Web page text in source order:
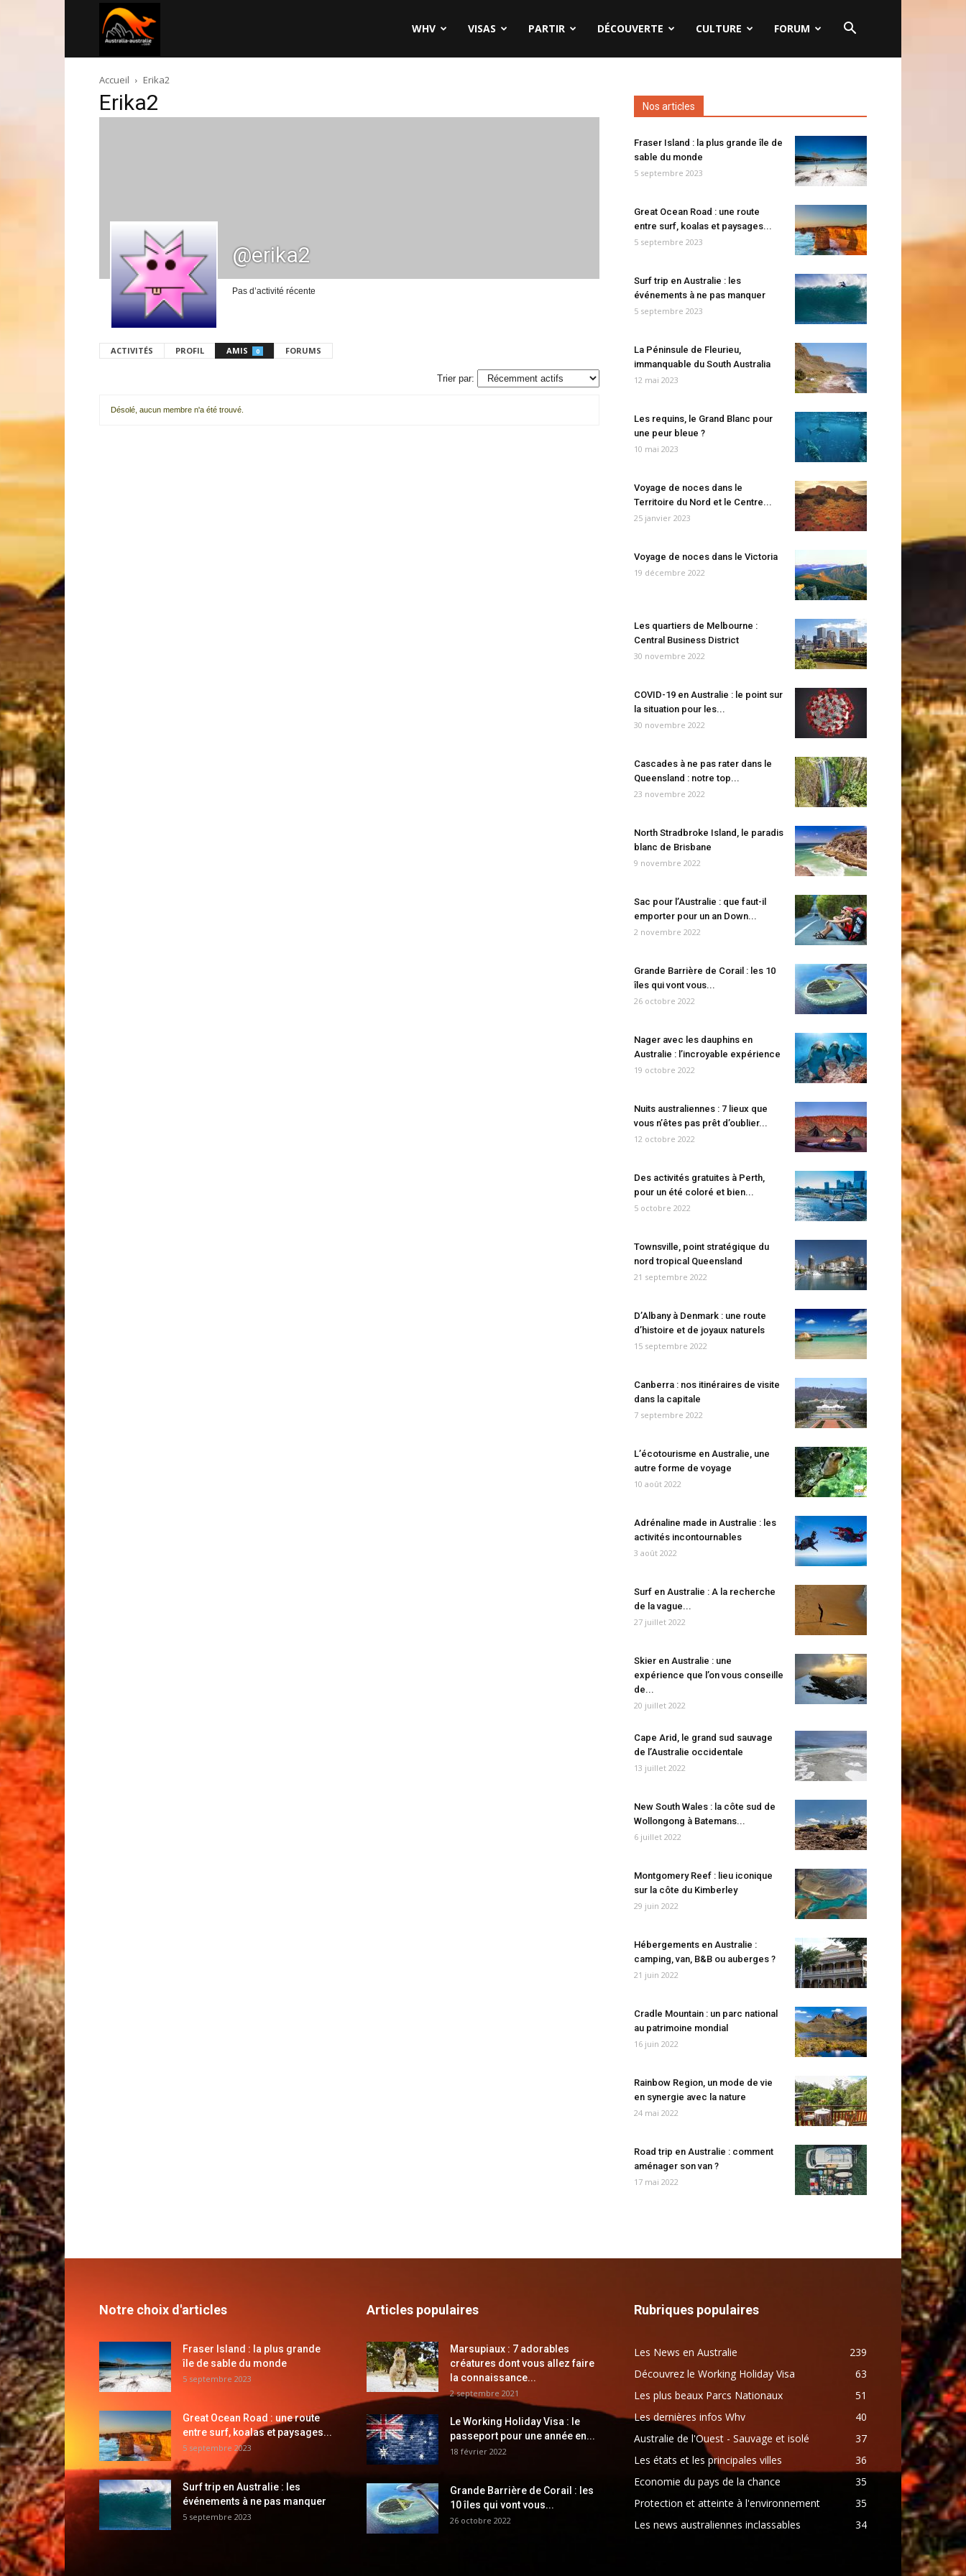
australie.com
WHV VISAS PARTIR DÉCOUVERTE CULTURE FORUM
Accueil Erika2
Erika2
@erika2
Pas d’activité récente
ACTIVITÉS PROFIL AMIS 0 FORUMS
Trier par:
Désolé, aucun membre n'a été trouvé.
Nos articles
Fraser Island : la plus grande île de
sable du monde
5 septembre 2023
Great Ocean Road : une route
entre surf, koalas et paysages...
5 septembre 2023
Surf trip en Australie : les
événements à ne pas manquer
5 septembre 2023
La Péninsule de Fleurieu,
immanquable du South Australia
12 mai 2023
Les requins, le Grand Blanc pour
une peur bleue ?
10 mai 2023
Voyage de noces dans le
Territoire du Nord et le Centre...
25 janvier 2023
Voyage de noces dans le Victoria
19 décembre 2022
Les quartiers de Melbourne :
Central Business District
30 novembre 2022
COVID-19 en Australie : le point sur
la situation pour les...
30 novembre 2022
Cascades à ne pas rater dans le
Queensland : notre top...
23 novembre 2022
North Stradbroke Island, le paradis
blanc de Brisbane
9 novembre 2022
Sac pour l’Australie : que faut-il
emporter pour un an Down...
2 novembre 2022
Grande Barrière de Corail : les 10
îles qui vont vous...
26 octobre 2022
Nager avec les dauphins en
Australie : l’incroyable expérience
19 octobre 2022
Nuits australiennes : 7 lieux que
vous n’êtes pas prêt d’oublier...
12 octobre 2022
Des activités gratuites à Perth,
pour un été coloré et bien...
5 octobre 2022
Townsville, point stratégique du
nord tropical Queensland
21 septembre 2022
D’Albany à Denmark : une route
d’histoire et de joyaux naturels
15 septembre 2022
Canberra : nos itinéraires de visite
dans la capitale
7 septembre 2022
L’écotourisme en Australie, une
autre forme de voyage
10 août 2022
Adrénaline made in Australie : les
activités incontournables
3 août 2022
Surf en Australie : A la recherche
de la vague...
27 juillet 2022
Skier en Australie : une
expérience que l’on vous conseille
de...
20 juillet 2022
Cape Arid, le grand sud sauvage
de l’Australie occidentale
13 juillet 2022
New South Wales : la côte sud de
Wollongong à Batemans...
6 juillet 2022
Montgomery Reef : lieu iconique
sur la côte du Kimberley
29 juin 2022
Hébergements en Australie :
camping, van, B&B ou auberges ?
21 juin 2022
Cradle Mountain : un parc national
au patrimoine mondial
16 juin 2022
Rainbow Region, un mode de vie
en synergie avec la nature
24 mai 2022
Road trip en Australie : comment
aménager son van ?
17 mai 2022
Notre choix d'articles
Fraser Island : la plus grande
île de sable du monde
5 septembre 2023
Great Ocean Road : une route
entre surf, koalas et paysages...
5 septembre 2023
Surf trip en Australie : les
événements à ne pas manquer
5 septembre 2023
Articles populaires
Marsupiaux : 7 adorables
créatures dont vous allez faire
la connaissance...
2 septembre 2021
Le Working Holiday Visa : le
passeport pour une année en...
18 février 2022
Grande Barrière de Corail : les
10 îles qui vont vous...
26 octobre 2022
Rubriques populaires
Les News en Australie
239
Découvrez le Working Holiday Visa
63
Les plus beaux Parcs Nationaux
51
Les dernières infos Whv
40
Australie de l'Ouest - Sauvage et isolé
37
Les états et les principales villes
36
Economie du pays de la chance
35
Protection et atteinte à l'environnement
35
Les news australiennes inclassables
34